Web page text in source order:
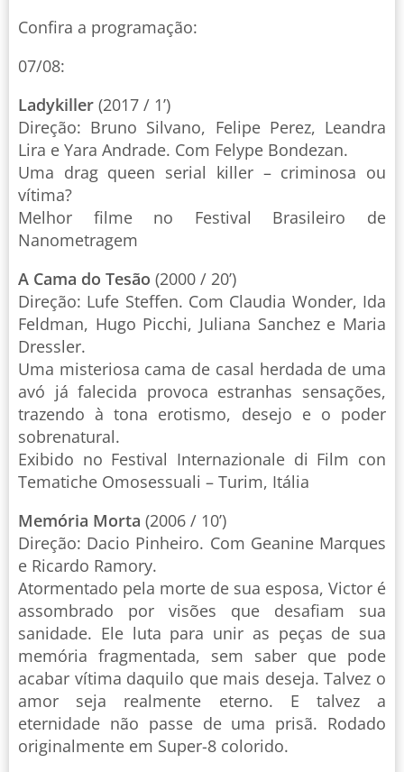
Confira a programação:
07/08:
Ladykiller (2017 / 1’)
Direção: Bruno Silvano, Felipe Perez, Leandra
Lira e Yara Andrade. Com Felype Bondezan.
Uma drag queen serial killer – criminosa ou
vítima?
Melhor filme no Festival Brasileiro de
Nanometragem
A Cama do Tesão (2000 / 20’)
Direção: Lufe Steffen. Com Claudia Wonder, Ida
Feldman, Hugo Picchi, Juliana Sanchez e Maria
Dressler.
Uma misteriosa cama de casal herdada de uma
avó já falecida provoca estranhas sensações,
trazendo à tona erotismo, desejo e o poder
sobrenatural.
Exibido no Festival Internazionale di Film con
Tematiche Omosessuali – Turim, Itália
Memória Morta (2006 / 10’)
Direção: Dacio Pinheiro. Com Geanine Marques
e Ricardo Ramory.
Atormentado pela morte de sua esposa, Victor é
assombrado por visões que desafiam sua
sanidade. Ele luta para unir as peças de sua
memória fragmentada, sem saber que pode
acabar vítima daquilo que mais deseja. Talvez o
amor seja realmente eterno. E talvez a
eternidade não passe de uma prisã. Rodado
originalmente em Super-8 colorido.